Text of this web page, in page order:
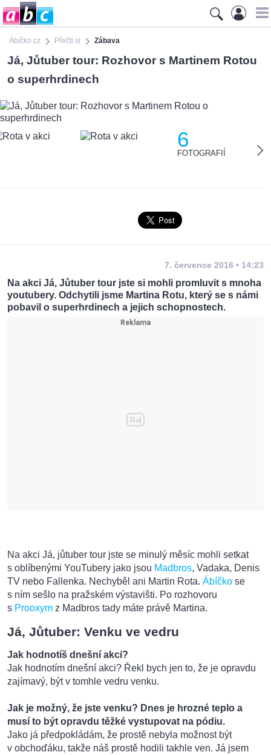
Ábíčko.cz Přečti si Zábava
Já, Jůtuber tour: Rozhovor s Martinem Rotou
o superhrdinech
6
FOTOGRAFIÍ
7. července 2016 • 14:23
Na akci Já, Jůtuber tour jste si mohli promluvit s mnoha
youtubery. Odchytili jsme Martina Rotu, který se s námi
pobavil o superhrdinech a jejich schopnostech.
Na akci Já, jůtuber tour jste se minulý měsíc mohli setkat
s oblíbenými YouTubery jako jsou Madbros, Vadaka, Denis
TV nebo Fallenka. Nechyběl ani Martin Rota. Ábíčko se
s ním sešlo na pražském výstavišti. Po rozhovoru
s Prooxym z Madbros tady máte právě Martina.
Já, Jůtuber: Venku ve vedru
Jak hodnotíš dnešní akci?
Jak hodnotím dnešní akci? Řekl bych jen to, že je opravdu
zajímavý, být v tomhle vedru venku.
Jak je možný, že jste venku? Dnes je hrozné teplo a
musí to být opravdu těžké vystupovat na pódiu.
Jako já předpokládám, že prostě nebyla možnost být
v obchoďáku, takže náš prostě hodili takhle ven. Já jsem